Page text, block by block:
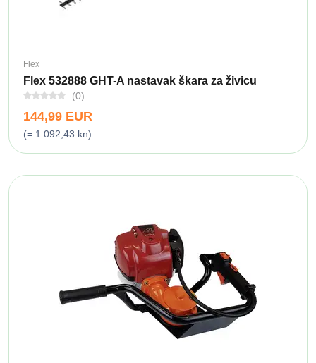
Flex
Flex 532888 GHT-A nastavak škara za živicu
(0)
144,99 EUR
(= 1.092,43 kn)